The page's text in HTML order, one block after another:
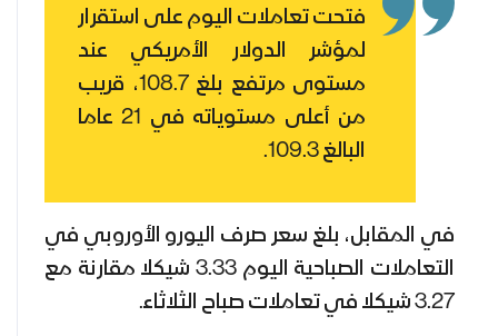
فتحت تعاملات اليوم على استقرار
لمؤشر الدولار الأمريكي عند
مستوى مرتفع بلغ 108.7، قريب
من أعلى مستوياته في 21 عاما
البالغ 109.3.
في المقابل، بلغ سعر صرف اليورو الأوروبي في
التعاملات الصباحية اليوم 3.33 شيكلا مقارنة مع
3.27 شيكلا في تعاملات صباح الثلاثاء.